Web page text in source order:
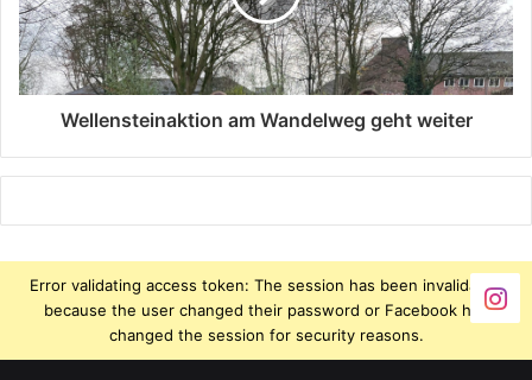
Wellensteinaktion am Wandelweg geht weiter
Error validating access token: The session has been invalidated
because the user changed their password or Facebook has
changed the session for security reasons.